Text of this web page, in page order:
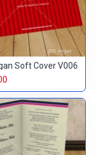
Soft Cover V006